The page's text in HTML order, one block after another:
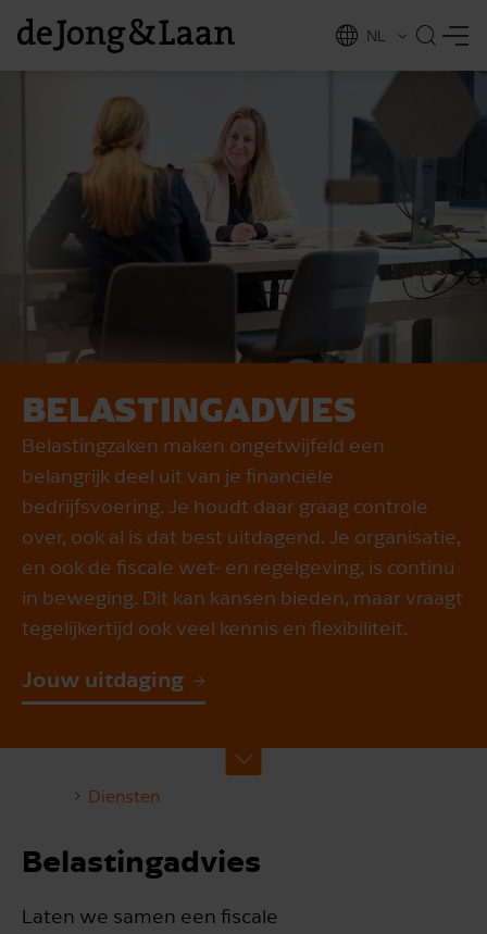
NL
BELASTING­ADVIES
Belastingzaken maken ongetwijfeld een
belangrijk deel uit van je financiële
bedrijfsvoering. Je houdt daar graag controle
over, ook al is dat best uitdagend. Je organisatie,
en ook de fiscale wet- en regelgeving, is continu
in beweging. Dit kan kansen bieden, maar vraagt
tegelijkertijd ook veel kennis en flexibiliteit.
Jouw uitdaging
Diensten
Belastingadvies
Laten we samen een fiscale